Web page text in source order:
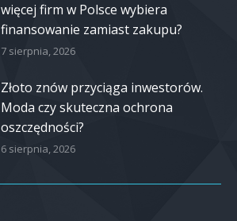
więcej firm w Polsce wybiera
finansowanie zamiast zakupu?
7 sierpnia, 2026
Złoto znów przyciąga inwestorów.
Moda czy skuteczna ochrona
oszczędności?
6 sierpnia, 2026